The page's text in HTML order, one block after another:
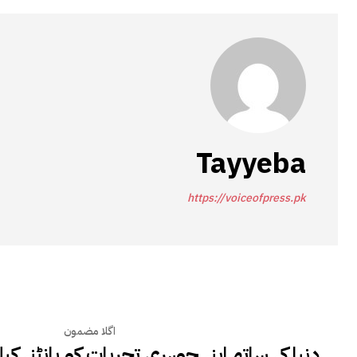
Tayyeba
https://voiceofpress.pk
اگلا مضمون